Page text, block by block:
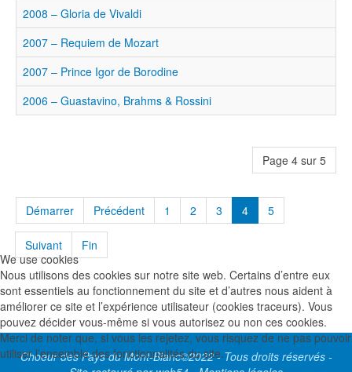
2008 – Gloria de Vivaldi
2007 – Requiem de Mozart
2007 – Prince Igor de Borodine
2006 – Guastavino, Brahms & Rossini
Page 4 sur 5
Démarrer Précédent 1 2 3 4 5
Suivant Fin
Choeur des Pays du Mont-Blanc©2022 - Tous droits réservés -
We use cookies
Nous utilisons des cookies sur notre site web. Certains d’entre eux
sont essentiels au fonctionnement du site et d’autres nous aident à
améliorer ce site et l’expérience utilisateur (cookies traceurs). Vous
pouvez décider vous-même si vous autorisez ou non ces cookies.
Merci de noter que, si vous les rejetez, vous risquez de ne pas pouvoir
utiliser l’ensemble des fonctionnalités du site.